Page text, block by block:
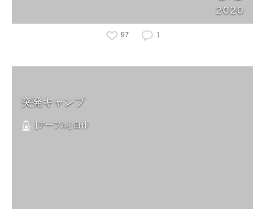
2020
97 1
突発キャンプ
[テーブル] 自作